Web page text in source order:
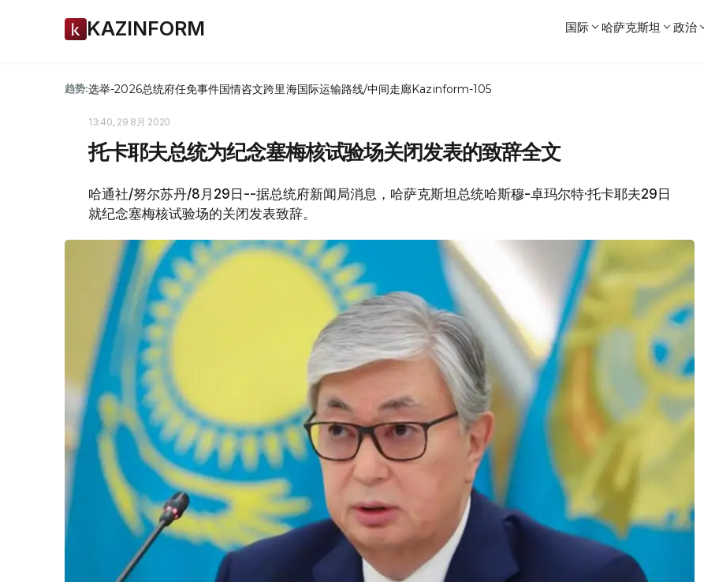
KAZINFORM 国际 哈萨克斯坦 政治
趋势:选举-2026总统府任免事件国情咨文跨里海国际运输路线/中间走廊Kazinform-105
13:40, 29 8月 2020
托卡耶夫总统为纪念塞梅核试验场关闭发表的致辞全文
哈通社/努尔苏丹/8月29日--据总统府新闻局消息，哈萨克斯坦总统哈斯穆-卓玛尔特·托卡耶夫29日
就纪念塞梅核试验场的关闭发表致辞。